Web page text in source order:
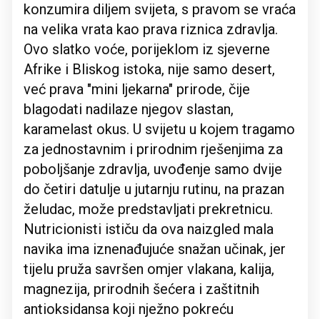
konzumira diljem svijeta, s pravom se vraća
na velika vrata kao prava riznica zdravlja.
Ovo slatko voće, porijeklom iz sjeverne
Afrike i Bliskog istoka, nije samo desert,
već prava "mini ljekarna" prirode, čije
blagodati nadilaze njegov slastan,
karamelast okus. U svijetu u kojem tragamo
za jednostavnim i prirodnim rješenjima za
poboljšanje zdravlja, uvođenje samo dvije
do četiri datulje u jutarnju rutinu, na prazan
želudac, može predstavljati prekretnicu.
Nutricionisti ističu da ova naizgled mala
navika ima iznenađujuće snažan učinak, jer
tijelu pruža savršen omjer vlakana, kalija,
magnezija, prirodnih šećera i zaštitnih
antioksidansa koji nježno pokreću